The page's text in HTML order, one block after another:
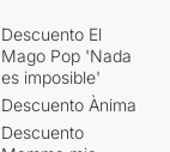
Descuento El
Mago Pop 'Nada
es imposible'
Descuento Ànima
Descuento